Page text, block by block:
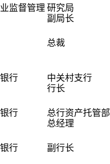
监督管理研究局
副局长
总裁
行
中关村支行
行长
行
总行资产托管部
总经理
行
副行长